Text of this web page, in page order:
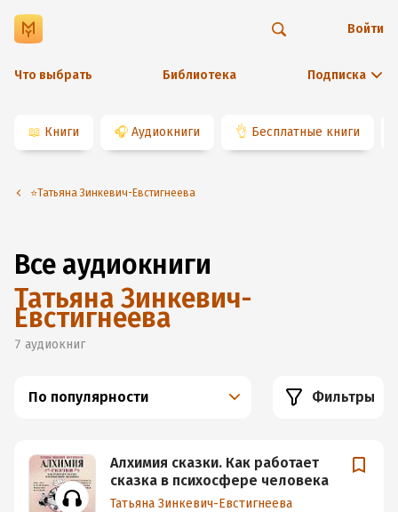
Что выбрать Библиотека Подписка
Войти
📖 Книги 🎧 Аудиокниги 👌 Бесплатные книги
⭐️Татьяна Зинкевич-Евстигнеева
Все аудиокниги
Татьяна Зинкевич-
Евстигнеева
7 аудиокниг
По популярности Фильтры
Алхимия сказки. Как работает
сказка в психосфере человека
Татьяна Зинкевич-Евстигнеева